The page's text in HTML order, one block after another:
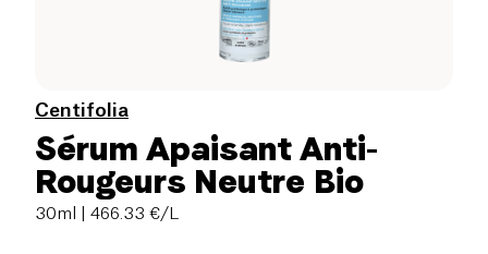
Centifolia
Sérum Apaisant Anti-
Rougeurs Neutre Bio
30ml | 466.33 €/L